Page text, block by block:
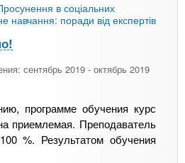
в соціальних
навчання: поради від експертів
сентябрь 2019 - октябрь 2019
программе обучения курс
приемлемая. Преподаватель
%. Результатом обучения